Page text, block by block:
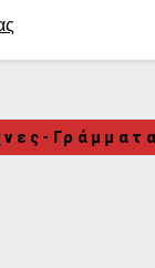
Γράμματα